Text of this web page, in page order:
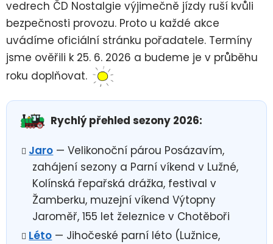
vedrech ČD Nostalgie výjimečně jízdy ruší kvůli
bezpečnosti provozu. Proto u každé akce
uvádíme oficiální stránku pořadatele. Termíny
jsme ověřili k 25. 6. 2026 a budeme je v průběhu
roku doplňovat.
Rychlý přehled sezony 2026:
Jaro — Velikonoční párou Posázavím,
zahájení sezony a Parní víkend v Lužné,
Kolínská řepařská drážka, festival v
Žamberku, muzejní víkend Výtopny
Jaroměř, 155 let železnice v Chotěboři
Léto — Jihočeské parní léto (Lužnice,